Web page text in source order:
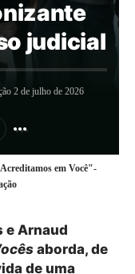
judicial
2 de julho de 2026
em Você"-
e Arnaud
aborda, de
de uma